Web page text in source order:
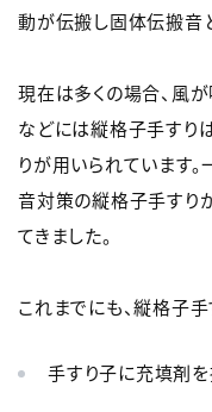
動が伝搬し固体伝搬音
現在は多くの場合、風
などには縦格子手すり
りが用いられています
音対策の縦格子手すり
てきました。
これまでにも、縦格子
手すり子に充填剤